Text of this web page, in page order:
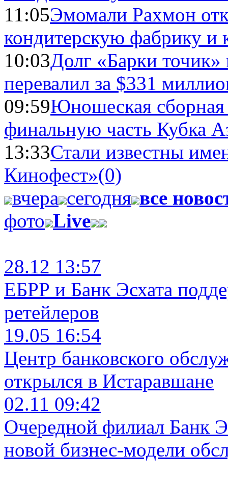
11:05Эмомали Рахмон
кондитерскую фабрику и
10:03Долг «Барки
перевалил за $331
09:59Юношеская
финальную часть Кубка
13:33Стали известны
Кинофест»(0)
вчера сегодня все
фото Live
28.12 13:57
ЕБРР и Банк Эсхата
ретейлеров
19.05 16:54
Центр банковского
открылся в Истаравшане
02.11 09:42
Очередной филиал Банк
новой бизнес-модели